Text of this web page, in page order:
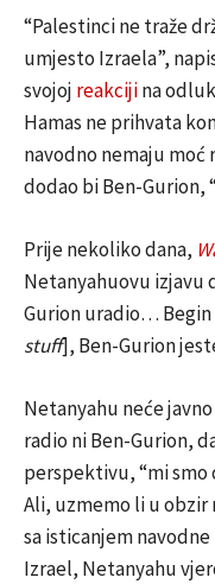
“Palestinci ne traže
umjesto Izraela”,
svojoj reakcijina
Hamas ne prihvata
navodno nemaju moć
dodao bi Ben-Gurion,
Prije nekoliko dana,
Netanyahuovu izjavu
Gurion uradio…
stuff], Ben-Gurion
Netanyahu neće
radio ni Ben-Gurion,
perspektivu, “mi
Ali, uzmemo li u
sa isticanjem
Izrael, Netanyahu